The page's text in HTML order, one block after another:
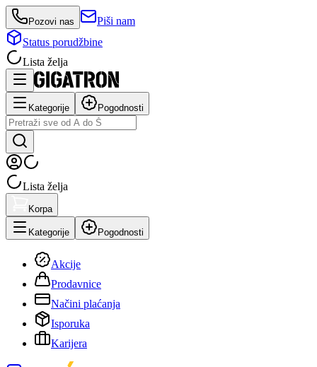
Pozovi nas
Piši nam
Status porudžbine
Lista želja
Kategorije Pogodnosti
Lista želja
Korpa
Kategorije Pogodnosti
Akcije
Prodavnice
Načini plaćanja
Isporuka
Karijera